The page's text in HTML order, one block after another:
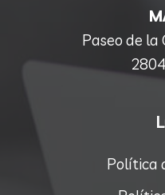
Paseo de la
Política